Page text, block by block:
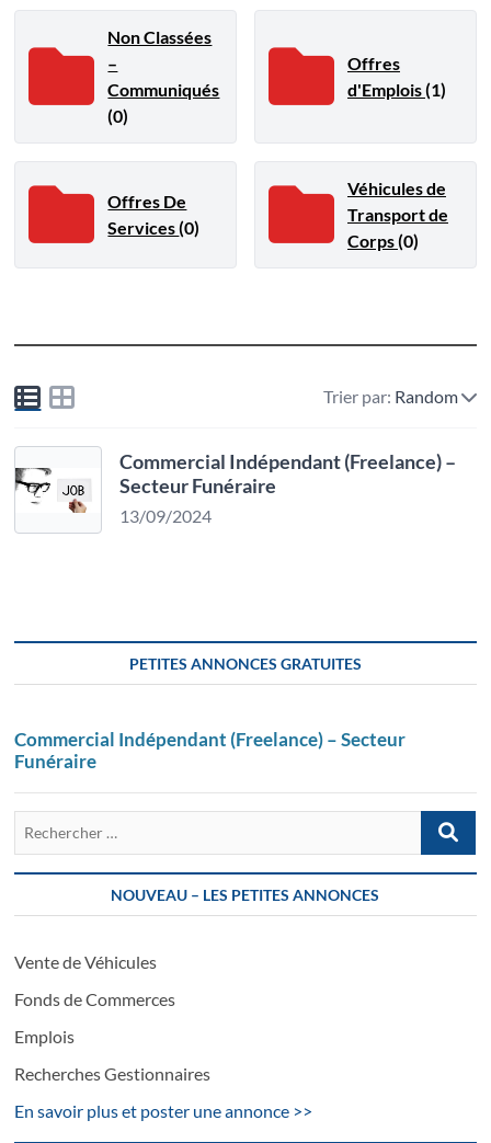
Non Classées
–
Communiqués
(0)
Offres
d'Emplois(1)
Offres De
Services(0)
Véhicules de
Transport de
Corps(0)
Trier par: Random
Commercial Indépendant (Freelance) –
Secteur Funéraire
13/09/2024
PETITES ANNONCES GRATUITES
Commercial Indépendant (Freelance) – Secteur
Funéraire
…
NOUVEAU – LES PETITES ANNONCES
Vente de Véhicules
Fonds de Commerces
Emplois
Recherches Gestionnaires
En savoir plus et poster une annonce >>